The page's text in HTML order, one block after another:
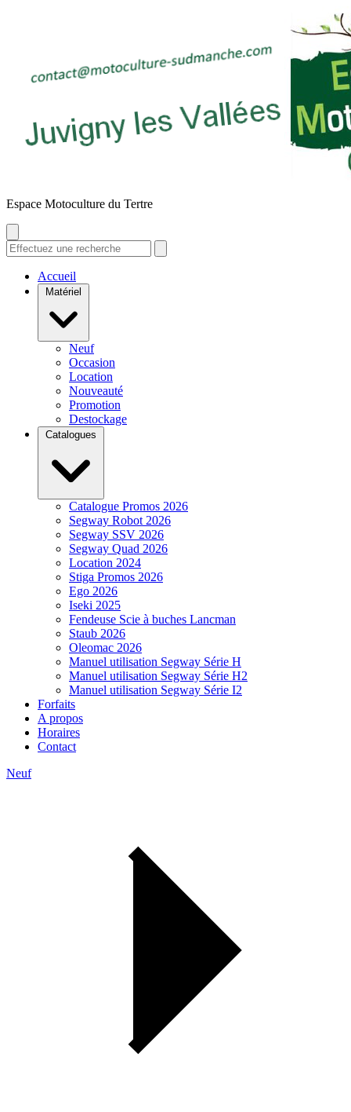
Espace Motoculture du Tertre
Accueil
Matériel
Neuf
Occasion
Location
Nouveauté
Promotion
Destockage
Catalogues
Catalogue Promos 2026
Segway Robot 2026
Segway SSV 2026
Segway Quad 2026
Location 2024
Stiga Promos 2026
Ego 2026
Iseki 2025
Fendeuse Scie à buches Lancman
Staub 2026
Oleomac 2026
Manuel utilisation Segway Série H
Manuel utilisation Segway Série H2
Manuel utilisation Segway Série I2
Forfaits
A propos
Horaires
Contact
Neuf